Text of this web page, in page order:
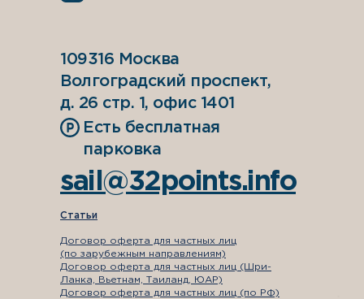
sail@32points.info
109316 Москва
Волгоградский проспект,
д. 26 стр. 1, офис 1401
Есть бесплатная
парковка
Статьи
Договор оферта для частных лиц
(по зарубежным направлениям)
Договор оферта для частных лиц (Шри-
Ланка, Вьетнам, Таиланд, ЮАР)
Договор оферта для частных лиц (по РФ)